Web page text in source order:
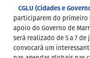
CGLU (Cidades e
participarem do primeiro
apoio do Governo de
será realizado de 5 a 7
convocará um